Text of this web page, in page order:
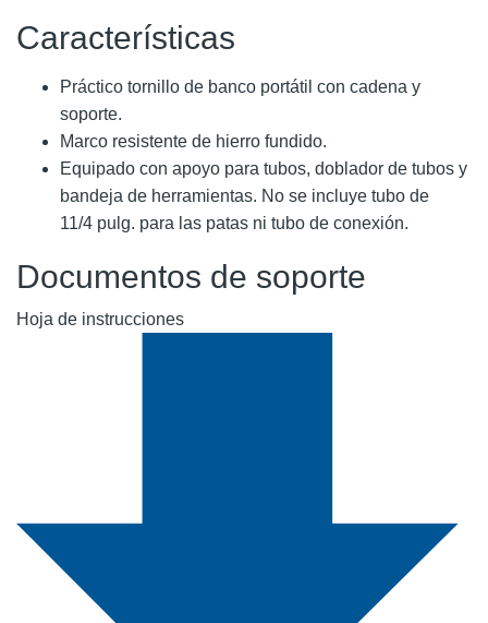
Características
Práctico tornillo de banco portátil con cadena y
soporte.
Marco resistente de hierro fundido.
Equipado con apoyo para tubos, doblador de tubos y
bandeja de herramientas. No se incluye tubo de
11/4 pulg. para las patas ni tubo de conexión.
Documentos de soporte
Hoja de instrucciones